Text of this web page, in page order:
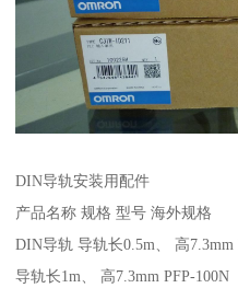
DIN导轨安装用配件
产品名称 规格 型号 海外规格
DIN导轨 导轨长0.5m、 高7.3mm
导轨长1m、 高7.3mm PFP-100N